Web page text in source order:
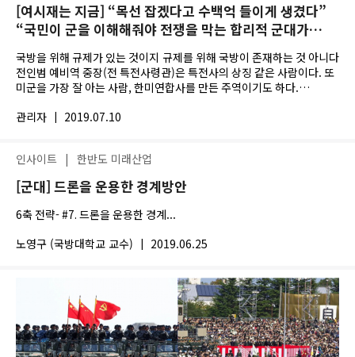
[여시재는 지금] “목선 잡겠다고 수백억 들이게 생겼다”
“국민이 군을 이해해줘야 전쟁을 막는 합리적 군대가
된다” - 전인범 전 특전사령관, 여시재 ‘투자국방’
토론회서
국방을 위해 규제가 있는 것이지 규제를 위해 국방이 존재하는 것 아니다
전인범 예비역 중장(전 특전사령관)은 특전사의 상징 같은 사람이다. 또
미군을 가장 잘 아는 사람, 한미연합사를 만든 주역이기도 하다.
관리자 | 2019.07.10
인사이트 | 한반도 미래산업
[군대] 드론을 운용한 경계방안
6축 전략- #7. 드론을 운용한 경계...
노영구 (국방대학교 교수) | 2019.06.25